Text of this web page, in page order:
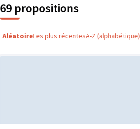
69 propositions
AléatoireLes plus récentesA-Z (alphabétique)